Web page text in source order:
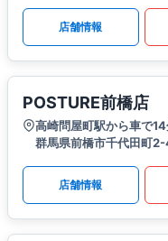
店舗情報
POSTURE前橋店
高崎問屋町駅から車で
群馬県前橋市千代田町
店舗情報